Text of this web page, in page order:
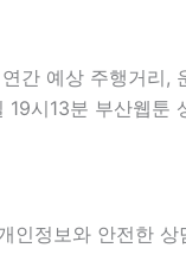
간 예상 주행거리,
시13분 부산웹툰
인정보와 안전한 상